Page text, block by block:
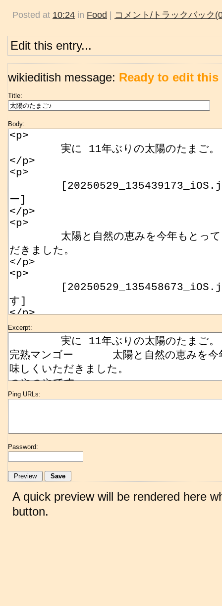
Posted at 10:24 in Food | コメント/トラックバック
Edit this entry...
wikieditish message: Ready to edit this
Title:
Body:
Excerpt:
Ping URLs:
Password:
A quick preview will be rendered here
button.